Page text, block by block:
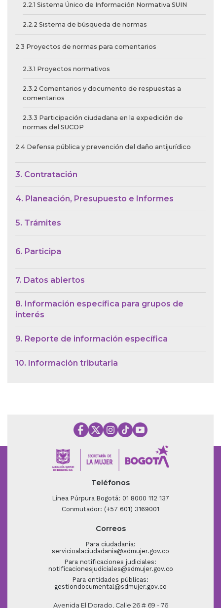
2.2.1 Sistema Único de Información Normativa SUIN
2.2.2 Sistema de búsqueda de normas
2.3 Proyectos de normas para comentarios
2.3.1 Proyectos normativos
2.3.2 Comentarios y documento de respuestas a
comentarios
2.3.3 Participación ciudadana en la expedición de
normas del SUCOP
2.4 Defensa pública y prevención del daño antijurídico
3. Contratación
4. Planeación, Presupuesto e Informes
5. Trámites
6. Participa
7. Datos abiertos
8. Información específica para grupos de
interés
9. Reporte de información específica
10. Información tributaria
Teléfonos
Línea Púrpura Bogotá: 01 8000 112 137
Conmutador: (+57 601) 3169001
Correos
Para ciudadanía:
servicioalaciudadania@sdmujer.gov.co
Para notificaciones judiciales:
notificacionesjudiciales@sdmujer.gov.co
Para entidades públicas:
gestiondocumental@sdmujer.gov.co
Avenida El Dorado, Calle 26 # 69 - 76